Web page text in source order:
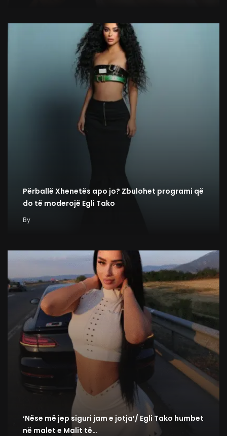
Përballë Xhenetës apo jo? Zbulohet programi që
do të moderojë Egli Tako
By
‘Nëse më jep siguri jam e jotja’/ Egli Tako humbet
në malet e Malit të…